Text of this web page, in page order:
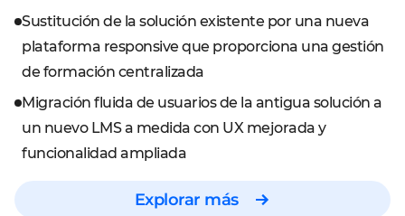
Sustitución de la solución existente por una nueva
plataforma responsive que proporciona una gestión
de formación centralizada
Migración fluida de usuarios de la antigua solución a
un nuevo LMS a medida con UX mejorada y
funcionalidad ampliada
Explorar más